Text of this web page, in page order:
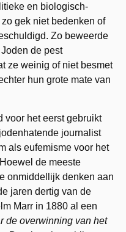
en biologisch-
gek niet bedenken of
Zo beweerde
de pest
ze weinig of niet besmet
hun grote mate van
voor het eerst gebruikt
journalist
als eufemisme voor het
de meeste
onmiddellijk denken aan
jaren dertig van de
Marr in 1880 al een
de overwinning van het